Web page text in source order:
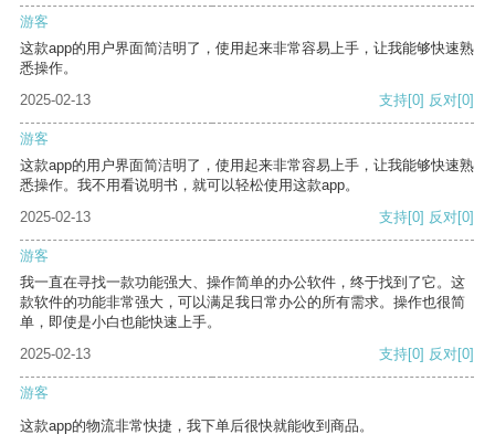
游客
这款app的用户界面简洁明了，使用起来非常容易上手，让我能够快速熟
悉操作。
2025-02-13
支持[0] 反对[0]
游客
这款app的用户界面简洁明了，使用起来非常容易上手，让我能够快速熟
悉操作。我不用看说明书，就可以轻松使用这款app。
2025-02-13
支持[0] 反对[0]
游客
我一直在寻找一款功能强大、操作简单的办公软件，终于找到了它。这
款软件的功能非常强大，可以满足我日常办公的所有需求。操作也很简
单，即使是小白也能快速上手。
2025-02-13
支持[0] 反对[0]
游客
这款app的物流非常快捷，我下单后很快就能收到商品。